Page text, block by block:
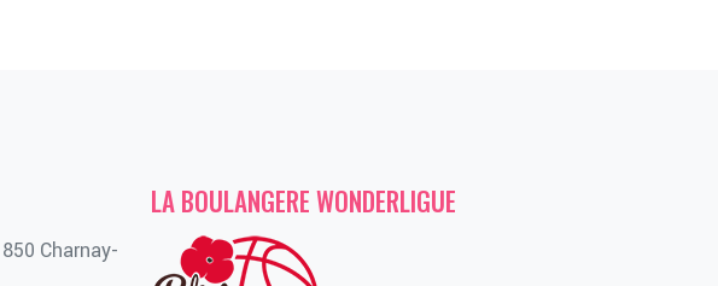
Charnay-
LA BOULANGERE WONDERLIGUE